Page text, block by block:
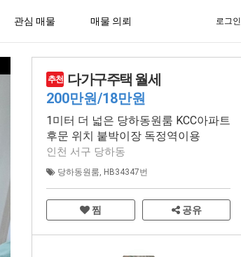
로그인
관심 매물 매물 의뢰
추천 다가구주택 월세
200만원/18만원
1미터 더 넓은 당하동원룸 KCC아파트
후문 위치 붙박이장 독정역이용
인천 서구 당하동
당하동원룸, HB34347번
찜 공유